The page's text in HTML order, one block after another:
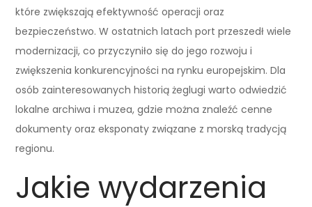
które zwiększają efektywność operacji oraz
bezpieczeństwo. W ostatnich latach port przeszedł wiele
modernizacji, co przyczyniło się do jego rozwoju i
zwiększenia konkurencyjności na rynku europejskim. Dla
osób zainteresowanych historią żeglugi warto odwiedzić
lokalne archiwa i muzea, gdzie można znaleźć cenne
dokumenty oraz eksponaty związane z morską tradycją
regionu.
Jakie wydarzenia